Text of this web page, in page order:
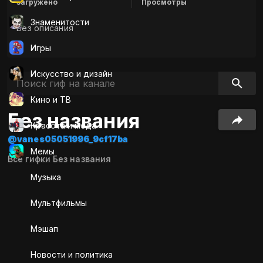
Знаменитости
Игры
Искусcтво и дизайн
Кино и ТВ
Красота и мода
Мемы
Музыка
Мультфильмы
Мэшап
Новости и политика
Загружено Просмотры
Без описания
Без названия
@vanes05051996_9cf17ba
Все гифки Без названия